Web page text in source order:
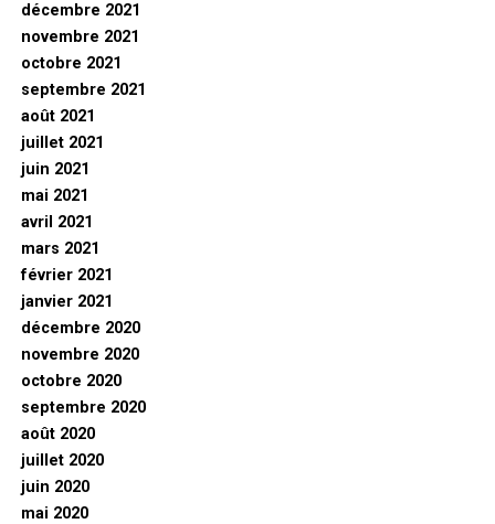
décembre 2021
novembre 2021
octobre 2021
septembre 2021
août 2021
juillet 2021
juin 2021
mai 2021
avril 2021
mars 2021
février 2021
janvier 2021
décembre 2020
novembre 2020
octobre 2020
septembre 2020
août 2020
juillet 2020
juin 2020
mai 2020